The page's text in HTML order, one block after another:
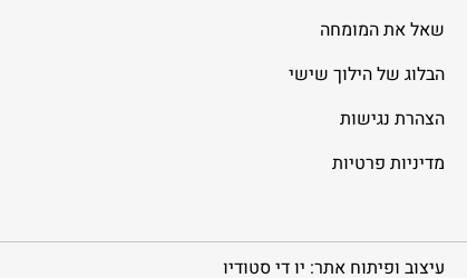
שאל את המומחה
הבלוג של הילוך שישי
הצהרת נגישות
מדיניות פרטיות
עיצוב ופיתוח אתר: יו די סטודיו